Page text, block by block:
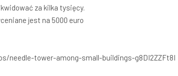
za kilka tysięcy.
jest na 5000 euro
needle-tower-among-small-buildings-g8DI2ZZFt8I